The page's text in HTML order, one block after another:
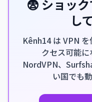
😨 ショッ
し
Kênh14 は VPN
クセス可能に
NordVPN、
い国でも